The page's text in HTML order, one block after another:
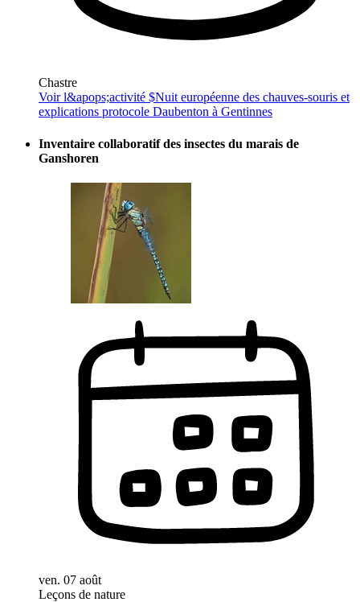
Chastre
Voir l&apops;activité $Nuit européenne des chauves-souris et
explications protocole Daubenton à Gentinnes
Inventaire collaboratif des insectes du marais de
Ganshoren
ven. 07 août
Leçons de nature